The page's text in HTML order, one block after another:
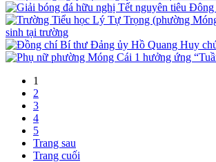
sinh tại trường
1
2
3
4
5
Trang sau
Trang cuối